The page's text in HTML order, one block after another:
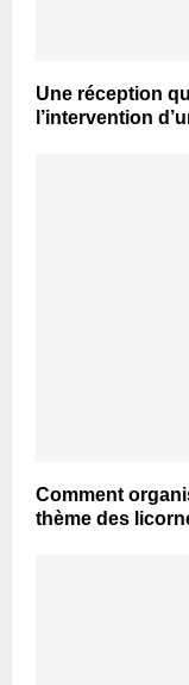
Une réception
l’intervention
Comment
thème des